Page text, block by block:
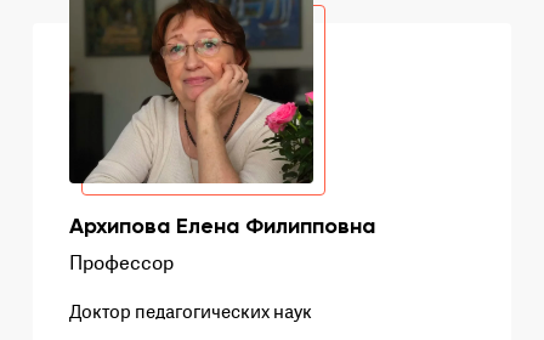
Архипова Елена Филипповна
Профессор
Доктор педагогических наук